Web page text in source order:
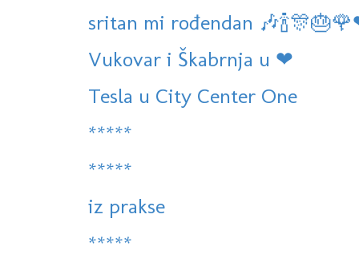
sritan mi rođendan
Vukovar i Škabrnja u ❤
Tesla u City Center One
*****
*****
iz prakse
*****